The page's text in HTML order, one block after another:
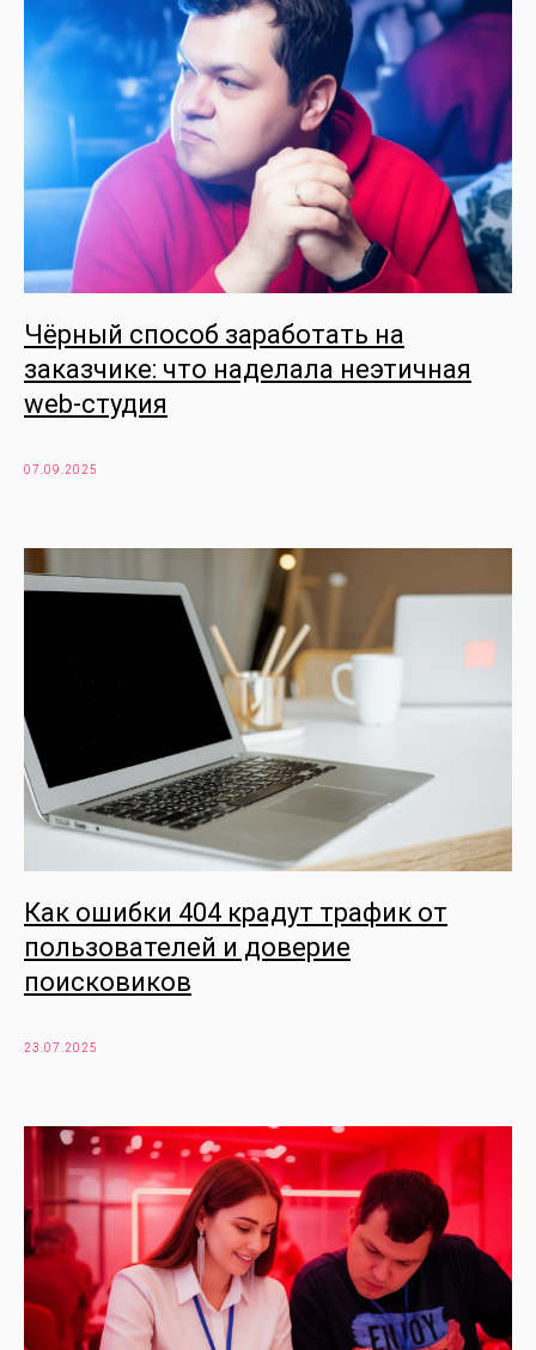
Чёрный способ заработать на
заказчике: что наделала неэтичная
web-студия
07.09.2025
Как ошибки 404 крадут трафик от
пользователей и доверие
поисковиков
23.07.2025